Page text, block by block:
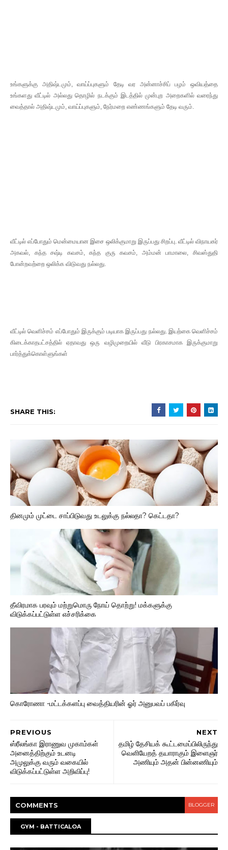
உங்களுக்கு அதிஷ்டமும், வாய்ப்புகளும் தேடி வர அன்னாச்சிப் பழம் ஒவியத்தை
உங்களது வீட்டில் அல்லது தொழில் நடக்கும் இடத்தில் முன்புற அறைகளில் வரைந்து
வைத்தால் அதிஷ்டமும், வாய்ப்புகளும், நேர்மறை எண்ணங்களும் தேடி வரும்.
வீட்டில் எப்போதும் மென்மையான இசை ஒலிக்குமாறு இருப்பது சிறப்பு. வீட்டில் விநாயகர்
அகவல், கந்த சஷ்டி கவசம், கந்த குரு கவசம், அம்மன் பாமாலை, சிவஸ்துதி
போன்றவற்றை ஒலிக்க விடுவது நல்லது.
வீட்டில் வெளிச்சம் எப்போதும் இருக்கும் படியாக இருப்பது நல்லது. இயற்கை வெளிச்சம்
கிடைக்காதபட்சத்தில் ஏதாவது ஒரு வழிமுறையில் வீடு பிரகாசமாக இருக்குமாறு
பார்த்துக்கொள்ளுங்கள்
SHARE THIS:
தினமும் முட்டை சாப்பிடுவது உடலுக்கு நல்லதா? கெட்டதா?
தீவிரமாக பரவும் மற்றுமொரு நோய் தொற்று! மக்களுக்கு
விடுக்கப்பட்டுள்ள எச்சரிக்கை
கொரோணா -மட்டக்களப்பு வைத்தியரின் ஓர் அனுபவப் பகிர்வு
NEXT
தமிழ் தேசியக் கூட்டமைப்பிலிருந்து
வெளியேறத் தயாராகும் இளைஞர்
அணியும் அதன் பின்னணியும்
PREVIOUS
ஸ்ரீலங்கா இராணுவ முகாம்கள்
அனைத்திற்கும் உடனடி
அமுலுக்கு வரும் வகையில்
விடுக்கப்பட்டுள்ள அறிவிப்பு!
COMMENTS BLOGGER
GYM - BATTICALOA